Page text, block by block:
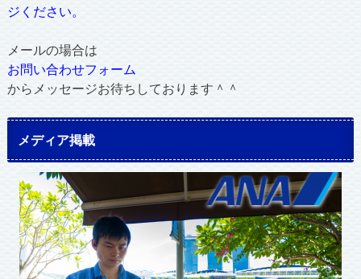
ジください。
メールの場合は
お問い合わせフォーム
からメッセージお待ちしております＾＾
メディア掲載